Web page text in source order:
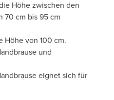
Höhe zwischen den
70 cm bis 95 cm
Höhe von 100 cm.
und
eignet sich für